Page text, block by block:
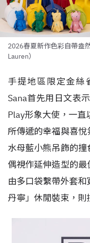
2026春夏新作色彩自帶盎
Lauren）
手提地區限定金絲
Sana首先用日文表
Play形象大使，一直
所傳遞的幸福與喜
水母藍小熊吊飾的
偶視作延伸造型的最
由多口袋繫帶外套
丹寧」休閒裝束，則